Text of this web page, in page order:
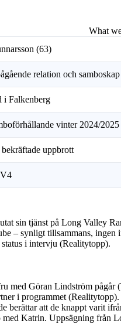
What
(63)
relation och samboskap
i Falkenberg
vinter 2024/2025
uppbrott
sin tjänst på Long Valley
– synligt tillsammans,
i intervju (Realitytopp).
med Göran Lindström pågår
i programmet (Realitytopp).
berättar att de knappt varit
Katrin. Uppsägning från